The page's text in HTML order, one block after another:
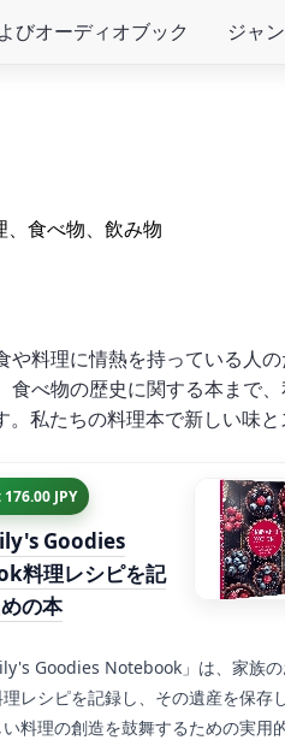
びオーディオブック ジャ
、食べ物、飲み物
料理に情熱を持っている人
べ物の歴史に関する本まで
私たちの料理本で新しい味と
JPY
Goodies
料理レシピを記
の本
Goodies Notebook」は、家族
レシピを記録し、その遺産を保存し
料理の創造を鼓舞するための実用